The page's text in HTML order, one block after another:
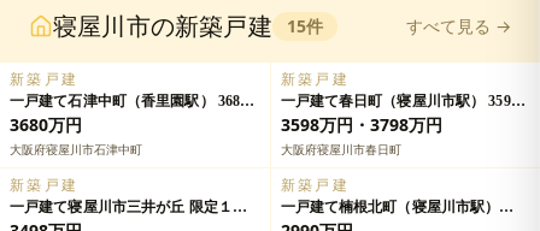
寝屋川市の新築戸建 15件 すべて見る →
新築戸建
一戸建て石津中町（香里園駅） 3680
万円の詳細情報
3680万円
大阪府寝屋川市石津中町
新築戸建
一戸建て春日町（寝屋川市駅） 3598
万円・3798万円の詳細情報
3598万円・3798万円
大阪府寝屋川市春日町
新築戸建
一戸建て寝屋川市三井が丘 限定１邸
一戸建ての詳細情報
新築戸建
一戸建て楠根北町（寝屋川市駅）
2990万円の詳細情報